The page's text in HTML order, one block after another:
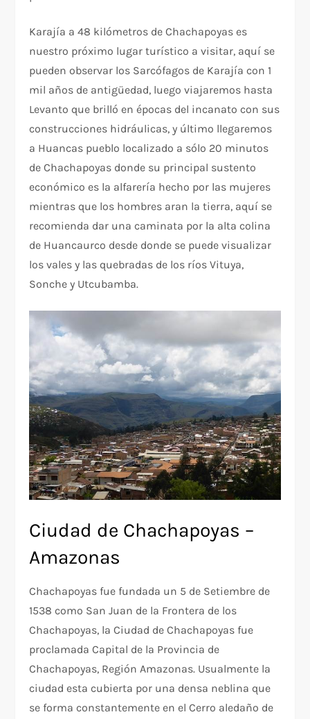
Karajía a 48 kilómetros de Chachapoyas es
nuestro próximo lugar turístico a visitar, aquí se
pueden observar los Sarcófagos de Karajía con 1
mil años de antigüedad, luego viajaremos hasta
Levanto que brilló en épocas del incanato con sus
construcciones hidráulicas, y último llegaremos
a Huancas pueblo localizado a sólo 20 minutos
de Chachapoyas donde su principal sustento
económico es la alfarería hecho por las mujeres
mientras que los hombres aran la tierra, aquí se
recomienda dar una caminata por la alta colina
de Huancaurco desde donde se puede visualizar
los vales y las quebradas de los ríos Vituya,
Sonche y Utcubamba.
Ciudad de Chachapoyas –
Amazonas
Chachapoyas fue fundada un 5 de Setiembre de
1538 como San Juan de la Frontera de los
Chachapoyas, la Ciudad de Chachapoyas fue
proclamada Capital de la Provincia de
Chachapoyas, Región Amazonas. Usualmente la
ciudad esta cubierta por una densa neblina que
se forma constantemente en el Cerro aledaño de